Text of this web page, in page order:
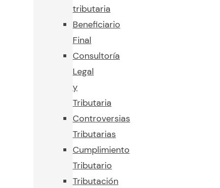
tributaria
Beneficiario
Final
Consultoría
Legal
y
Tributaria
Controversias
Tributarias
Cumplimiento
Tributario
Tributación